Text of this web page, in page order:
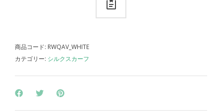
商品コード: RWQAV_WHITE
カテゴリー: シルクスカーフ